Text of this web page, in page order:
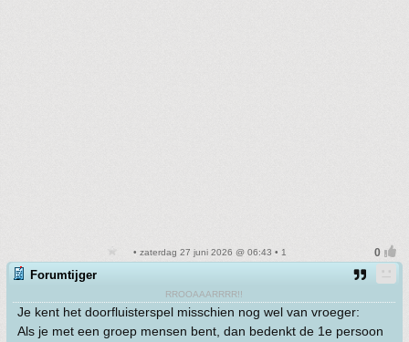
• zaterdag 27 juni 2026 @ 06:43 • 1
Forumtijger
RROOAAARRRR!!
Je kent het doorfluisterspel misschien nog wel van vroeger:
Als je met een groep mensen bent, dan bedenkt de 1e persoon